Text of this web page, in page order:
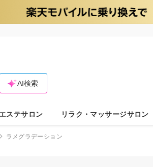
AI検索
エステサロン リラク・マッサージサロン
ラメグラデーション